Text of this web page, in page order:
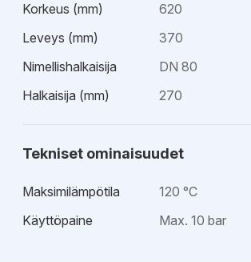
Korkeus (mm)
620
Leveys (mm)
370
Nimellishalkaisija
DN 80
Halkaisija (mm)
270
Tekniset ominaisuudet
Maksimilämpötila
120 °C
Käyttöpaine
Max. 10 bar